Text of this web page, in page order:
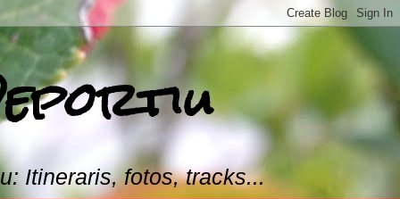
Itineraris, fotos, tracks...